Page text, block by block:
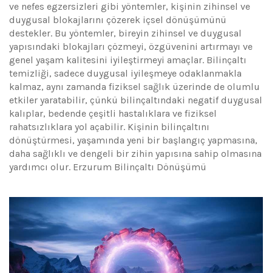
ve nefes egzersizleri gibi yöntemler, kişinin zihinsel ve
duygusal blokajlarını çözerek içsel dönüşümünü
destekler. Bu yöntemler, bireyin zihinsel ve duygusal
yapısındaki blokajları çözmeyi, özgüvenini artırmayı ve
genel yaşam kalitesini iyileştirmeyi amaçlar. Bilinçaltı
temizliği, sadece duygusal iyileşmeye odaklanmakla
kalmaz, aynı zamanda fiziksel sağlık üzerinde de olumlu
etkiler yaratabilir, çünkü bilinçaltındaki negatif duygusal
kalıplar, bedende çeşitli hastalıklara ve fiziksel
rahatsızlıklara yol açabilir. Kişinin bilinçaltını
dönüştürmesi, yaşamında yeni bir başlangıç yapmasına,
daha sağlıklı ve dengeli bir zihin yapısına sahip olmasına
yardımcı olur. Erzurum Bilinçaltı Dönüşümü